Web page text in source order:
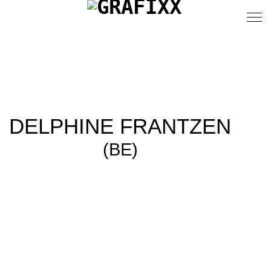
DELPHINE FRANTZEN
(BE)